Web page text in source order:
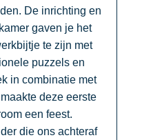
De inrichting en
gaven je het
te zijn met
puzzels en
in combinatie met
deze eerste
een feest.
die ons achteraf